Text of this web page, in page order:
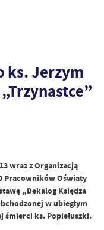
ks. Jerzym
wraz z Organizacją
Pracowników Oświaty
„Dekalog Księdza
w ubiegłym
śmierci ks. Popiełuszki.